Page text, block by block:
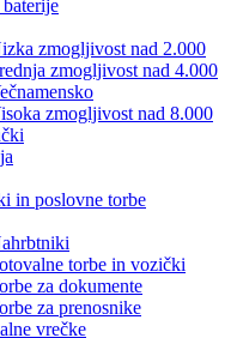
zmogljivost nad 2.000
zmogljivost nad 4.000
zmogljivost nad 8.000
in poslovne torbe
torbe in vozički
za dokumente
za prenosnike
vrečke